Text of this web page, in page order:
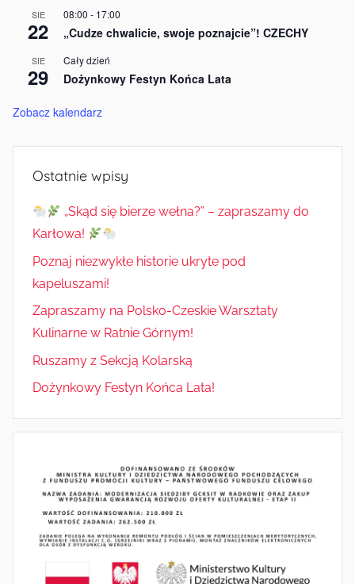
SIE
22
08:00 - 17:00
„Cudze chwalicie, swoje poznajcie”! CZECHY
SIE
29
Cały dzień
Dożynkowy Festyn Końca Lata
Zobacz kalendarz
Ostatnie wpisy
„Skąd się bierze wełna?” – zapraszamy do
Karłowa!
Poznaj niezwykłe historie ukryte pod
kapeluszami!
Zapraszamy na Polsko-Czeskie Warsztaty
Kulinarne w Ratnie Górnym!
Ruszamy z Sekcją Kolarską
Dożynkowy Festyn Końca Lata!